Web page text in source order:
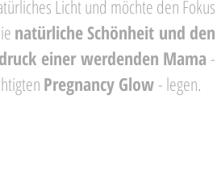
Licht und möchte den Fokus
natürliche Schönheit und den
einer werdenden Mama -
Pregnancy Glow- legen.